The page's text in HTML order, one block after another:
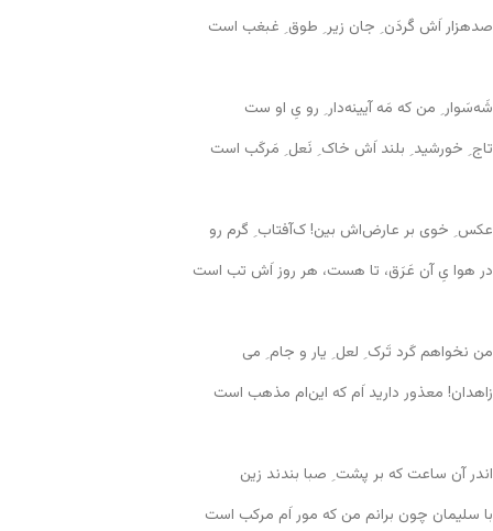
صدهزار اَش گَردَن ِ جان زیر ِ طوق ِ غبغب است
شَه‌سَوار ِ من که مَه آیینه‌دار ِ رو یِ او ست
تاج ِ خورشید ِ بلند اَش خاک ِ نَعل ِ مَرکَب است
عکس ِ خوی بر عارض‌اش بین! ک‌آفتاب ِ گرم رو
در هوا یِ آن عَرَق، تا هست، هر روز اَش تب است
من نخواهم کَرد تَرک ِ لعل ِ یار و جام ِ می
زاهدان! معذور دارید اَم که این‌ام مذهب است
اندر آن ساعت که بر پشت ِ صبا بندند زین
با سلیمان چون برانم من که مور اَم مرکب است